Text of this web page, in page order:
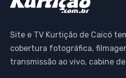
Site e TV Kurtição de Caicó
cobertura fotográfica,
transmissão ao vivo, cabine